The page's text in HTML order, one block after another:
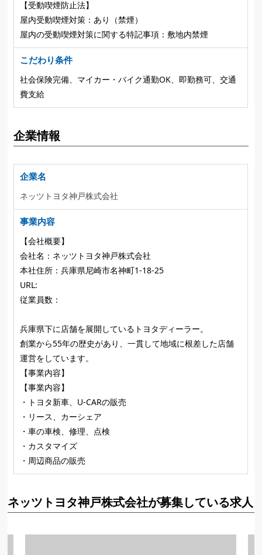
【受動喫煙防止法】
屋内受動喫煙対策：あり（禁煙）
屋内の受動喫煙対策に関する特記事項：敷地内禁煙
こだわり条件
社会保険完備、マイカー・バイク通勤OK、即勤務可、交通
費支給
企業情報
企業名
ネッツトヨタ神戸株式会社
事業内容
【会社概要】
会社名：ネッツトヨタ神戸株式会社
本社住所：兵庫県尼崎市名神町1-18-25
URL:
従業員数：
兵庫県下に店舗を展開しているトヨタディーラー。
創業から55年の歴史があり、一貫して地域に根差した店舗
運営をしています。
【事業内容】
【事業内容】
・トヨタ新車、U-CARの販売
・リース、カーシェア
・車の車検、修理、点検
・カスタマイズ
・周辺商品の販売
ネッツトヨタ神戸株式会社が募集している求人